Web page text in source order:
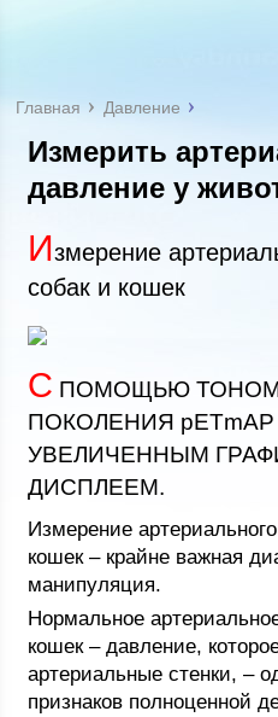
Главная Давление
Измерить
давление у
Измерение
собак и кошек
С ПОМОЩЬЮ
ПОКОЛЕНИЯ pETmAP
УВЕЛИЧЕННЫМ
ДИСПЛЕЕМ.
Измерение
кошек – крайне важная
манипуляция.
Нормальное
кошек – давление,
артериальные стенки, –
признаков полноценной